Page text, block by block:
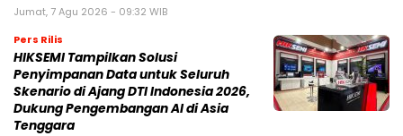
Jumat, 7 Agu 2026 - 09:32 WIB
Pers Rilis
HIKSEMI Tampilkan Solusi
Penyimpanan Data untuk Seluruh
Skenario di Ajang DTI Indonesia 2026,
Dukung Pengembangan AI di Asia
Tenggara